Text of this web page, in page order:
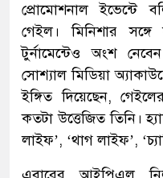
প্রোমোশনাল ইভেন্টে
গেইল। মিনিশার
টুর্নামেন্টেও অংশ
সোশ্যাল মিডিয়া
ইঙ্গিত দিয়েছেন,
কতটা উত্তেজিত তিনি।
লাইফ’, ‘থাগ লাইফ’,